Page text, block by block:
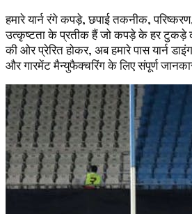
हमारे यार्न रंगे कपड़े, छपाई तकनीक,
उत्कृष्टता के प्रतीक हैं जो कपड़े के हर टुकड़े
की ओर प्रेरित होकर, अब हमारे पास यार्न
और गारमेंट मैन्युफैक्चरिंग के लिए संपूर्ण